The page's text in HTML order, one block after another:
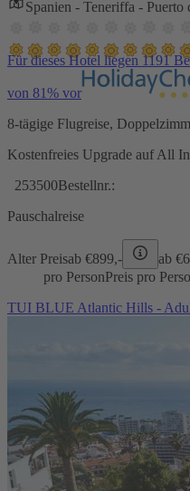
Spanien - Teneriffa - Puerto
Für dieses Hotel liegen 1191
von 81% vor
8-tägige Flugreise,
Kostenfreies Upgrade auf All
253500Bestellnr.:
Pauschalreise
Alter Preisab €899,- ab €
pro PersonPreis pro
TUI BLUE Atlantic Hills -